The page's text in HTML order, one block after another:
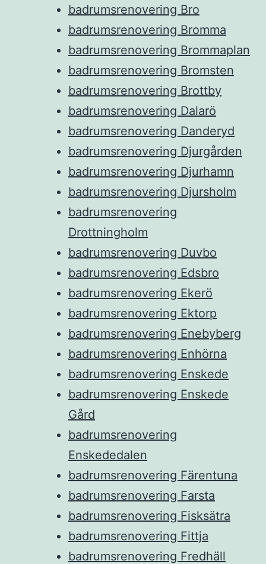
badrumsrenovering Bro
badrumsrenovering Bromma
badrumsrenovering Brommaplan
badrumsrenovering Bromsten
badrumsrenovering Brottby
badrumsrenovering Dalarö
badrumsrenovering Danderyd
badrumsrenovering Djurgården
badrumsrenovering Djurhamn
badrumsrenovering Djursholm
badrumsrenovering
Drottningholm
badrumsrenovering Duvbo
badrumsrenovering Edsbro
badrumsrenovering Ekerö
badrumsrenovering Ektorp
badrumsrenovering Enebyberg
badrumsrenovering Enhörna
badrumsrenovering Enskede
badrumsrenovering Enskede
Gård
badrumsrenovering
Enskededalen
badrumsrenovering Färentuna
badrumsrenovering Farsta
badrumsrenovering Fisksätra
badrumsrenovering Fittja
badrumsrenovering Fredhäll